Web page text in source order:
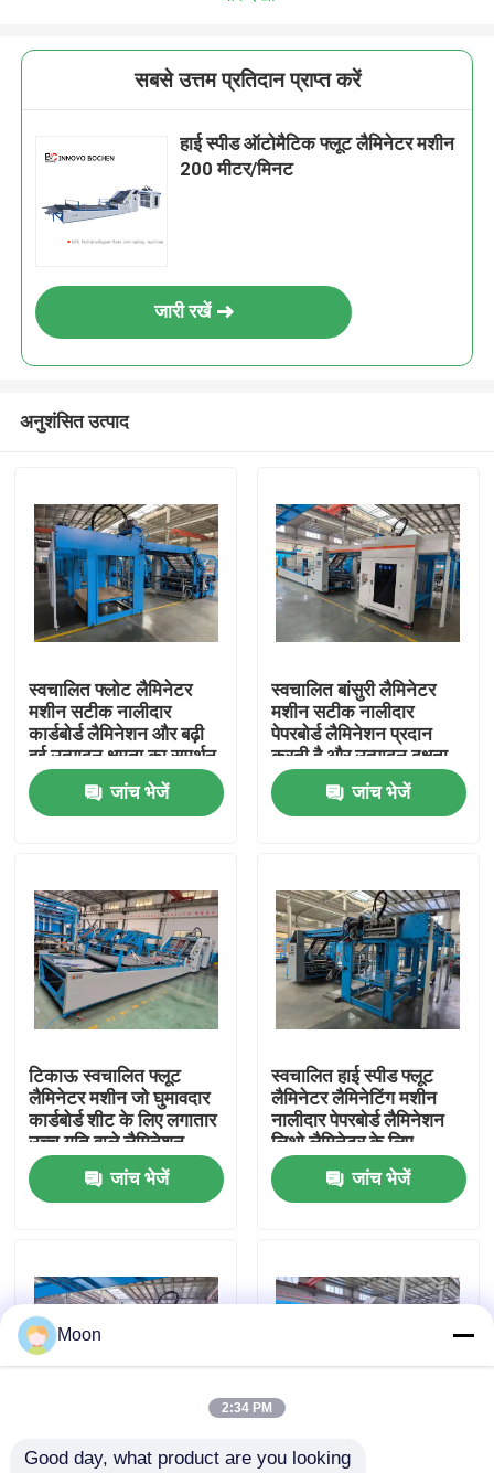
उत्पादों
वीआर शो
कारखाना भ्रमण
गुणवत्ता नियंत्रण
हाई स्पीड बांसुरी लैमिनेटर मशीन
लिथो लेमिनेटर
सबसे उत्तम प्रतिदान प्राप्त करें
हाई स्पीड ऑटोमैटिक फ्लूट लैमिनेटर मशीन
200 मीटर/मिनट
जारी रखें
अनुशंसित उत्पाद
स्वचालित फ्लोट लैमिनेटर
मशीन सटीक नालीदार
कार्डबोर्ड लैमिनेशन और बढ़ी
हुई उत्पादन क्षमता का समर्थन
करती है
जांच भेजें
स्वचालित बांसुरी लैमिनेटर
मशीन सटीक नालीदार
पेपरबोर्ड लैमिनेशन प्रदान
करती है और उत्पादन दक्षता
बढ़ाती है
जांच भेजें
टिकाऊ स्वचालित फ्लूट
लैमिनेटर मशीन जो घुमावदार
कार्डबोर्ड शीट के लिए लगातार
उच्च गति वाले लैमिनेशन
प्रदान करती है
जांच भेजें
स्वचालित हाई स्पीड फ्लूट
लैमिनेटर लैमिनेटिंग मशीन
नालीदार पेपरबोर्ड लैमिनेशन
लिथो लैमिनेटर के लिए
जांच भेजें
High-Speed हमारी उन्नत स्वचालित 8 सर्वो
Moon
2:34 PM
Good day, what product are you looking